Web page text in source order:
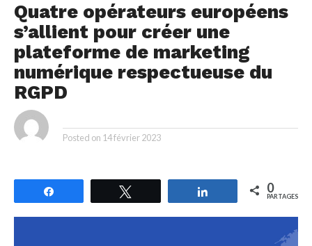
Quatre opérateurs européens
s’allient pour créer une
plateforme de marketing
numérique respectueuse du
RGPD
Posted on 14 février 2023
Partagez 0
PARTAGES